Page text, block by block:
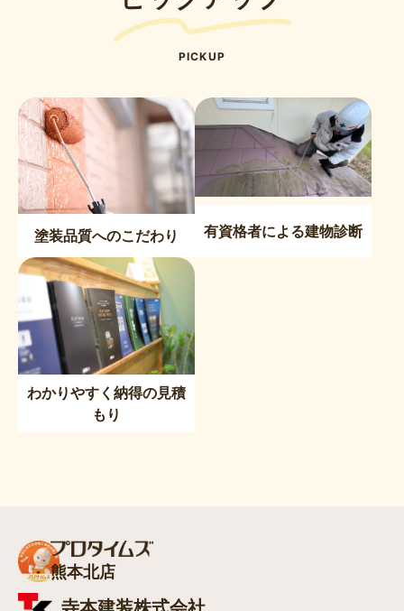
PICKUP
塗装品質へのこだわり 有資格者による建物診断
わかりやすく納得の見積
もり
熊本北店